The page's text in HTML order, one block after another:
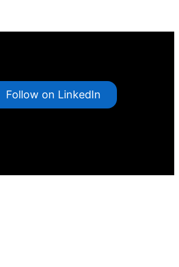
Follow on LinkedIn